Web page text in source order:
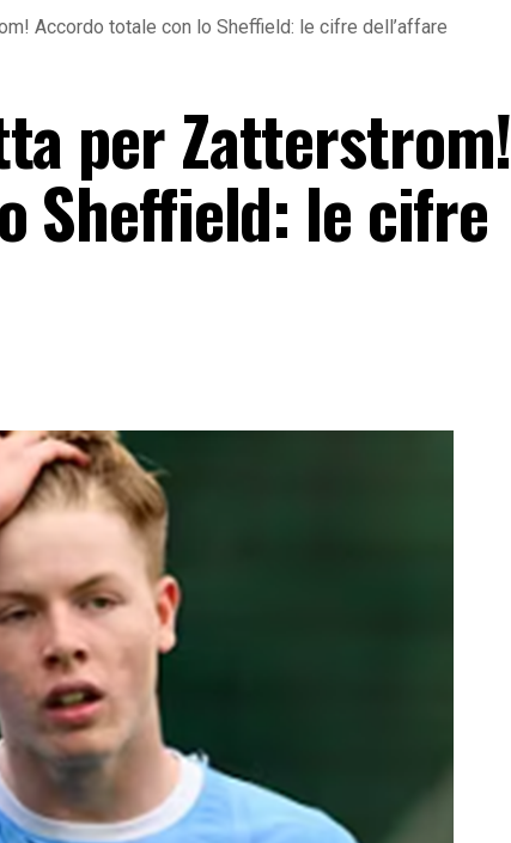
Accordo totale con lo Sheffield: le cifre dell’affare
per Zatterstrom!
Sheffield: le cifre